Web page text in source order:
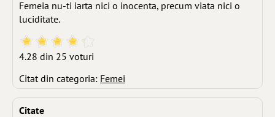
Femeia nu-ti iarta nici o inocenta, precum viata nici o
luciditate.
4.28 din 25 voturi
Citat din categoria: Femei
Citate